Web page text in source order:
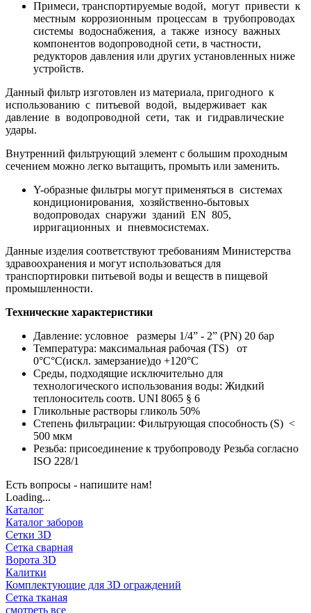
Примеси, транспортируемые водой, могут привести к
местным коррозионным процессам в трубопроводах
системы водоснабжения, а также износу важных
компонентов водопроводной сети, в частности,
редукторов давления или других установленных ниже
устройств.
Данный фильтр изготовлен из материала, пригодного к
использованию с питьевой водой, выдерживает как
давление в водопроводной сети, так и гидравлические
удары.
Внутренний фильтрующий элемент с большим проходным
сечением можно легко вытащить, промыть или заменить.
Y-образные фильтры могут применяться в системах
кондиционирования, хозяйственно-бытовых
водопроводах снаружи зданий EN 805,
ирригационных и пневмосистемах.
Данные изделия соответствуют требованиям Министерства
здравоохранения и могут использоваться для
транспортировки питьевой воды и веществ в пищевой
промышленности.
Технические характеристики
Давление: условное размеры 1/4” - 2” (PN) 20 бар
Температура: максимальная рабочая (TS) от
0°C°C(искл. замерзание)до +120°С
Среды, подходящие исключительно для
технологического использования воды: Жидкий
теплоноситель соотв. UNI 8065 § 6
Гликольные растворы гликоль 50%
Степень фильтрации: Фильтрующая способность (S) <
500 мкм
Резьба: присоединение к трубопроводу Резьба согласно
ISO 228/1
Есть вопросы - напишите нам!
Loading...
Каталог
Каталог заборов
Сетки 3D
Сетка сварная
Ворота 3D
Калитки
Комплектующие для 3D ограждений
Сетка тканая
смотреть все